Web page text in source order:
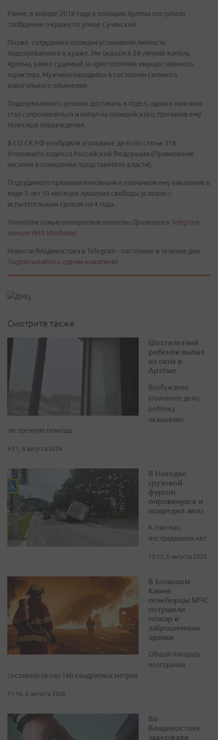
Ранее, в январе 2018 года в полицию Артема поступило
сообщение о краже по улице Сучанской.
Позже сотрудники полиции установили личность
подозреваемого в краже. Им оказался 28-летний житель
Артема, ранее судимый за преступления имущественного
характера. Мужчина находился в состоянии сильного
алкогольного опьянения.
Подозреваемого решили доставить в отдел, однако мужчина
стал сопротивляться и напал на полицейского, причинив ему
телесные повреждения.
В СО СК РФ возбудили уголовное дело по статье 318
Уголовного кодекса Российской Федерации (Применение
насилия в отношении представителя власти).
Подсудимого признали виновным и назначили ему наказание в
виде 3 лет 10 месяцев лишения свободы условно с
испытательным сроком на 4 года.
Читайте самые интересные новости Приморья в Telegram-
канале РИА VladNews
Новости Владивостока в Telegram - постоянно в течение дня.
Подписывайтесь одним нажатием!
Смотрите также
Шестилетний
ребенок выпал
из окна в
Артёме
Возбуждено
уголовное дело,
ребёнку
оказывают
экстренную помощь
9:21, 6 августа 2026
В Находке
грузовой
фургон
опрокинулся и
повредил авто
К счастью,
пострадавших нет
12:12, 6 августа 2026
В Большом
Камне
огнеборцы МЧС
потушили
пожар в
заброшенном
здании
Общая площадь
возгорания
составила около 160 квадратных метров
11:16, 6 августа 2026
Во
Владивостоке
задержали